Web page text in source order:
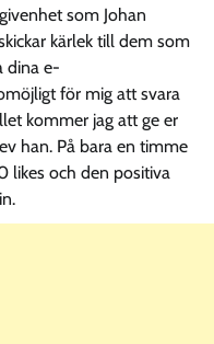
som Johan
kärlek till dem som
dina e-
för mig att svara
kommer jag att ge er
han. På bara en timme
likes och den positiva